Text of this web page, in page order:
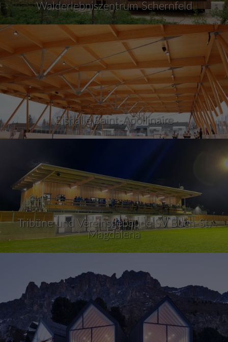
Walderlebniszentrum Schernfeld
Eishalle Saint-Apollinaire
Tribüne und Vereinsgebäude SV Buch-St.
Magdalena